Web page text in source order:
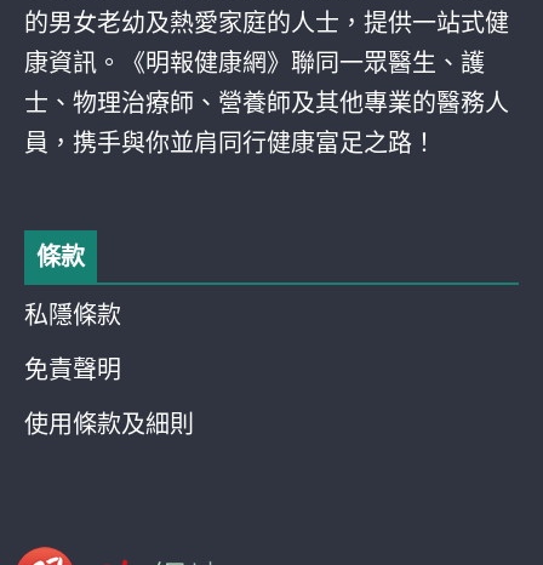
的男女老幼及熱愛家庭的人士，提供一站式健
康資訊。《明報健康網》聯同一眾醫生、護
士、物理治療師、營養師及其他專業的醫務人
員，携手與你並肩同行健康富足之路！
條款
私隱條款
免責聲明
使用條款及細則